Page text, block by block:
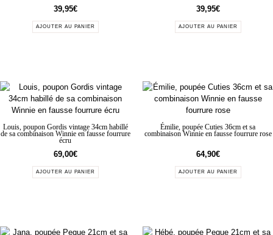
39,95€
AJOUTER AU PANIER
39,95€
AJOUTER AU PANIER
Louis, poupon Gordis vintage 34cm habillé
de sa combinaison Winnie en fausse fourrure
écru
69,00€
AJOUTER AU PANIER
Émilie, poupée Cuties 36cm et sa
combinaison Winnie en fausse fourrure rose
64,90€
AJOUTER AU PANIER